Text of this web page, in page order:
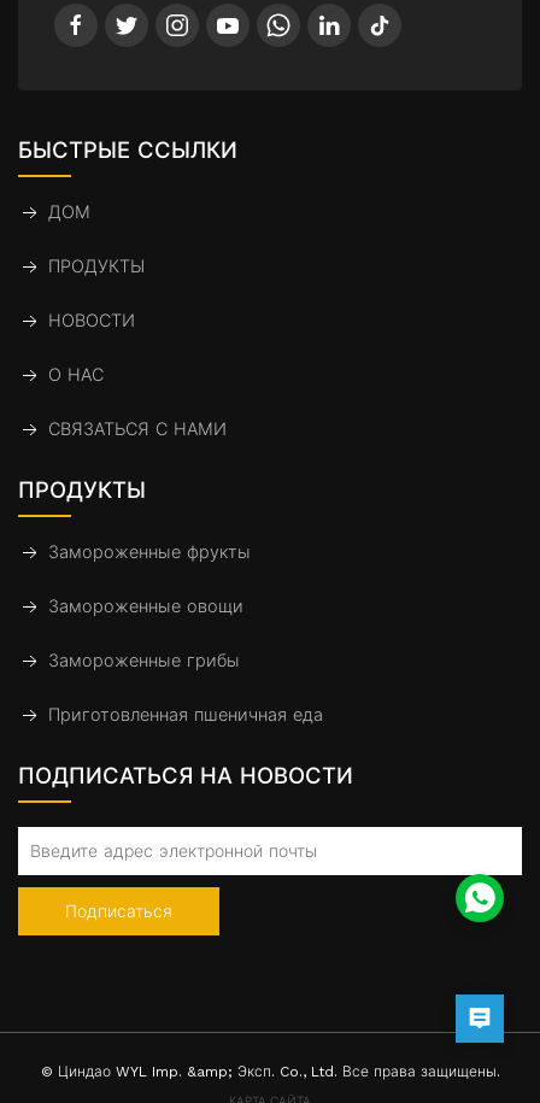
БЫСТРЫЕ ССЫЛКИ
ДОМ
ПРОДУКТЫ
НОВОСТИ
О НАС
СВЯЗАТЬСЯ С НАМИ
ПРОДУКТЫ
Замороженные фрукты
Замороженные овощи
Замороженные грибы
Приготовленная пшеничная еда
ПОДПИСАТЬСЯ НА НОВОСТИ
Подписаться
© Циндао WYL Imp. &amp; Эксп. Co., Ltd. Все права защищены.